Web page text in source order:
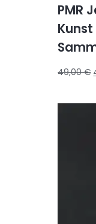
PMR
49,00€